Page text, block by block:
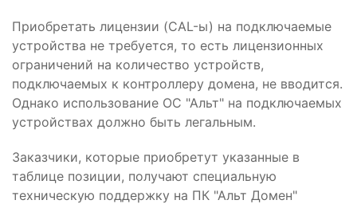
Приобретать лицензии (CAL-ы) на подключаемые
устройства не требуется, то есть лицензионных
ограничений на количество устройств,
подключаемых к контроллеру домена, не вводится.
Однако использование ОС "Альт" на подключаемых
устройствах должно быть легальным.
Заказчики, которые приобретут указанные в
таблице позиции, получают специальную
техническую поддержку на ПК "Альт Домен"